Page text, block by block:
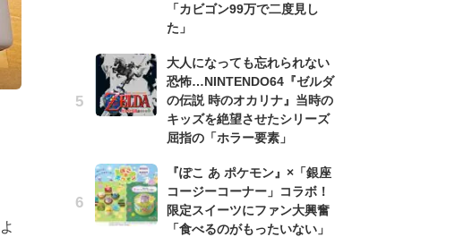
よ
「カビゴン99万で二度見し
た」
大人になっても忘れられない
恐怖…NINTENDO64『ゼルダ
の伝説 時のオカリナ』当時の
キッズを絶望させたシリーズ
屈指の「ホラー要素」
『ぽこ あ ポケモン』×「銀座
コージーコーナー」コラボ！
限定スイーツにファン大興奮
「食べるのがもったいない」